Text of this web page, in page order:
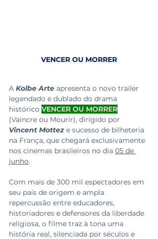
VENCER OU MORRER
A Kolbe Arte apresenta o novo trailer
legendado e dublado do drama
histórico VENCER OU MORRER
(Vaincre ou Mourir), dirigido por
Vincent Mottez e sucesso de bilheteria
na França, que chegará exclusivamente
nos cinemas brasileiros no dia 05 de
junho.
Com mais de 300 mil espectadores em
seu país de origem e ampla
repercussão entre educadores,
historiadores e defensores da liberdade
religiosa, o filme traz à tona uma
história real, silenciada por séculos e